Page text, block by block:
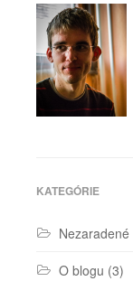
Ubisoft
KATEGÓRIE
Nezaradené
O blogu (3)